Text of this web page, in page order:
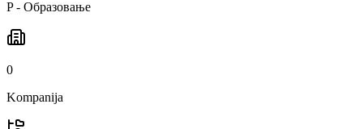
P - Образовање
0
Kompanija